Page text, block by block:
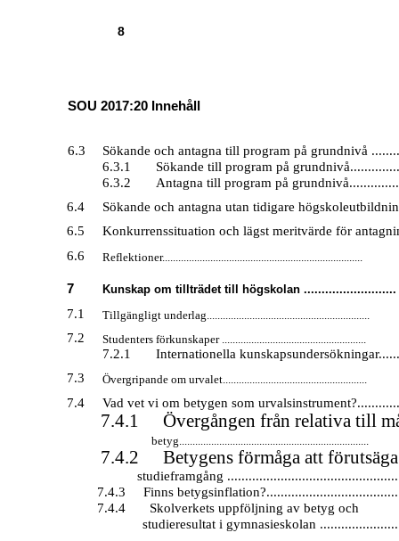
8
SOU 2017:20 Innehåll
6.3
Sökande och antagna till program på grundnivå
6.3.1
Sökande till program på
6.3.2
Antagna till program på
6.4
Sökande och antagna utan tidigare
6.5
Konkurrenssituation och lägst meritvärde för
6.6
Reflektioner...........................................................................
7 Kunskap om tillträdet till högskolan ..........................
7.1 Tillgängligt underlag.............................................................
7.2 Studenters förkunskaper ......................................................
7.2.1
Internationella
7.3
Övergripande om urvalet......................................................
7.4 Vad vet vi om betygen som
7.4.1 Övergången från relativa till
betyg.......................................................................
7.4.2 Betygens förmåga att förutsäga
studieframgång
7.4.3
Finns
7.4.4
Skolverkets uppföljning av betyg och
studieresultat i gymnasieskolan